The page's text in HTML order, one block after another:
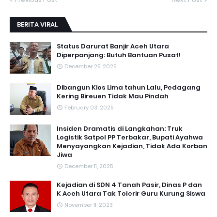
BERITA VIRAL
Status Darurat Banjir Aceh Utara
Diperpanjang: Butuh Bantuan Pusat!
December 25, 2025
Dibangun Kios Lima tahun Lalu, Pedagang
Kering Bireuen Tidak Mau Pindah
February 03, 2025
Insiden Dramatis di Langkahan: Truk
Logistik Satpol PP Terbakar, Bupati Ayahwa
Menyayangkan Kejadian, Tidak Ada Korban
Jiwa
December 11, 2025
Kejadian di SDN 4 Tanah Pasir, Dinas P dan
K Aceh Utara Tak Tolerir Guru Kurung Siswa
November 11, 2023